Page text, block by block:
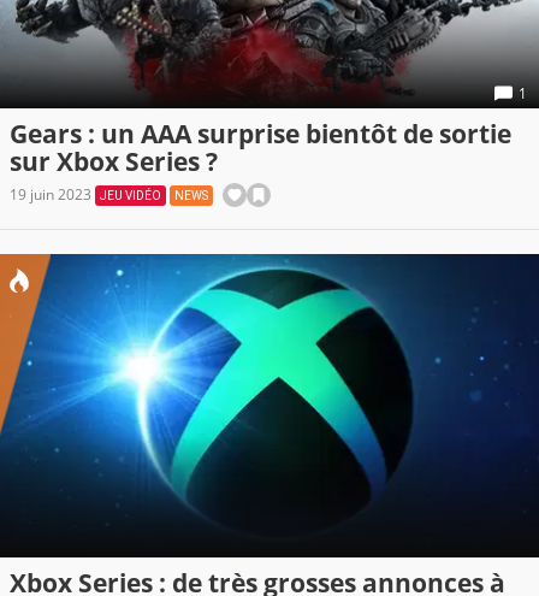
1
Gears : un AAA surprise bientôt de sortie
sur Xbox Series ?
19 juin 2023 JEU VIDÉO NEWS
Xbox Series : de très grosses annonces à